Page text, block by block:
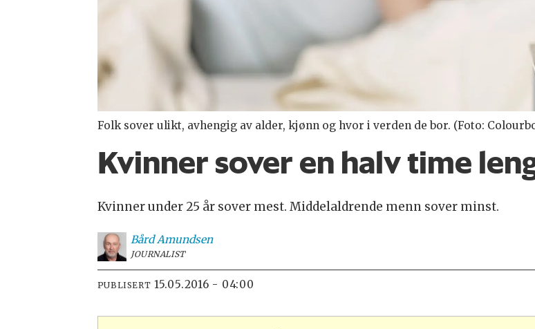
Folk sover ulikt, avhengig av alder, kjønn og hvor i verden de bor. (Foto:
Kvinner sover en halv time
Kvinner under 25 år sover mest. Middelaldrende menn sover minst.
Bård Amundsen
JOURNALIST
PUBLISERT 15.05.2016 - 04:00